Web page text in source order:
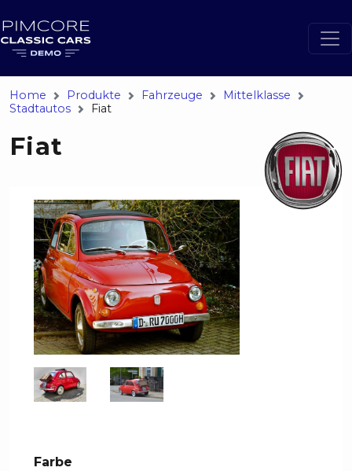
Home Produkte Fahrzeuge
Mittelklasse
Stadtautos
Fiat
Fiat
Farbe